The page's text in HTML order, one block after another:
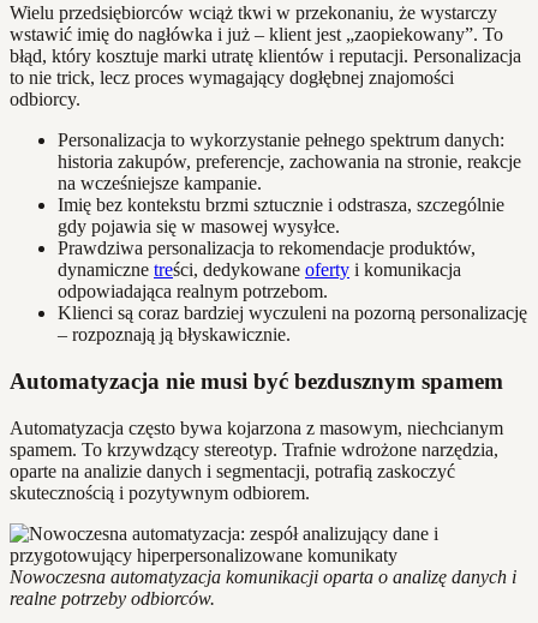
Wielu przedsiębiorców wciąż tkwi w przekonaniu, że wystarczy
wstawić imię do nagłówka i już – klient jest „zaopiekowany”. To
błąd, który kosztuje marki utratę klientów i reputacji. Personalizacja
to nie trick, lecz proces wymagający dogłębnej znajomości
odbiorcy.
Personalizacja to wykorzystanie pełnego spektrum danych:
historia zakupów, preferencje, zachowania na stronie, reakcje
na wcześniejsze kampanie.
Imię bez kontekstu brzmi sztucznie i odstrasza, szczególnie
gdy pojawia się w masowej wysyłce.
Prawdziwa personalizacja to rekomendacje produktów,
dynamiczne treści, dedykowane oferty i komunikacja
odpowiadająca realnym potrzebom.
Klienci są coraz bardziej wyczuleni na pozorną personalizację
– rozpoznają ją błyskawicznie.
Automatyzacja nie musi być bezdusznym spamem
Automatyzacja często bywa kojarzona z masowym, niechcianym
spamem. To krzywdzący stereotyp. Trafnie wdrożone narzędzia,
oparte na analizie danych i segmentacji, potrafią zaskoczyć
skutecznością i pozytywnym odbiorem.
Nowoczesna automatyzacja komunikacji oparta o analizę danych i
realne potrzeby odbiorców.